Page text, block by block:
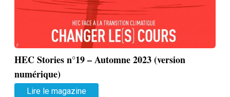
HEC Stories n°19 – Automne 2023 (version
numérique)
Lire le magazine